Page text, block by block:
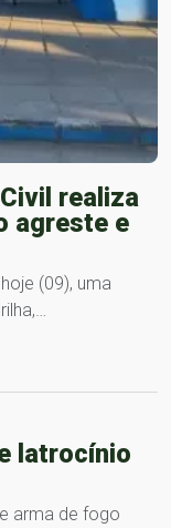
realiza
agreste e
(09), uma
latrocínio
arma de fogo